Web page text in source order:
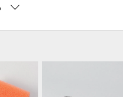
、封をハサミ等で切っていただ